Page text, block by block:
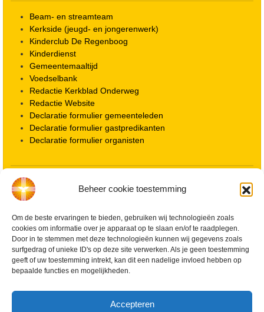
Beheer cookie toestemming
Om de beste ervaringen te bieden, gebruiken wij technologieën zoals
cookies om informatie over je apparaat op te slaan en/of te raadplegen.
Door in te stemmen met deze technologieën kunnen wij gegevens zoals
surfgedrag of unieke ID's op deze site verwerken. Als je geen toestemming
geeft of uw toestemming intrekt, kan dit een nadelige invloed hebben op
bepaalde functies en mogelijkheden.
Accepteren
Beam- en streamteam
Kerkside (jeugd- en jongerenwerk)
Kinderclub De Regenboog
Kinderdienst
Gemeentemaaltijd
Voedselbank
Redactie Kerkblad Onderweg
Redactie Website
Declaratie formulier gemeenteleden
Declaratie formulier gastpredikanten
Declaratie formulier organisten
Locatie kerk
ANBI informatie PGWD
Vrienden van de Grote Kerk
Info Kerkelijke gebouwen / koster
Redactiestatuut voor kerkblad en website
Beleid Veilige Kerk en gedragscode
Privacy
Cookiebeleid (EU)